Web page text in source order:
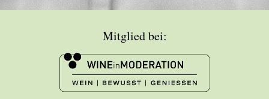
Mitglied bei: